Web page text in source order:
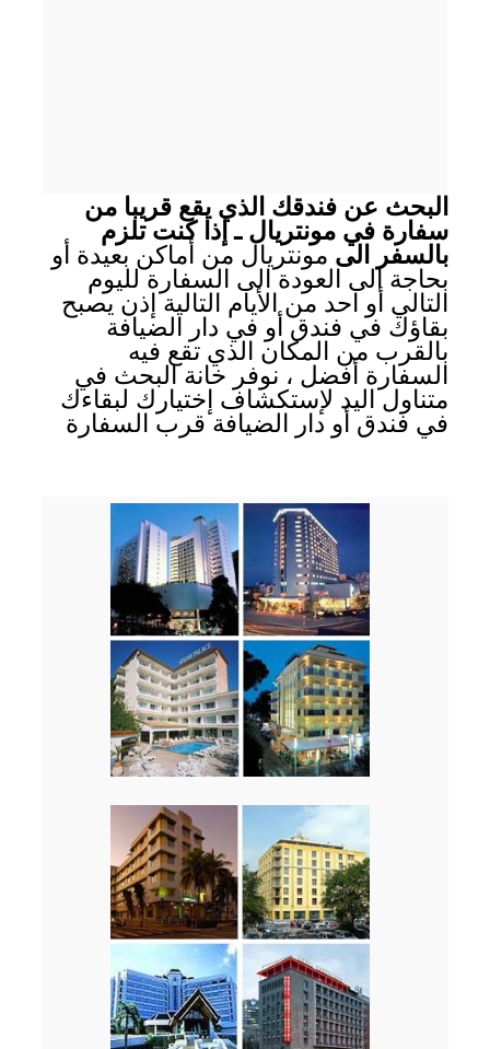
البحث عن فندقك الذي يقع قريبا من
سفارة في مونتريال ـ إذا كنت تلزم
بالسفر الى مونتريال من أماكن بعيدة أو
بحاجة الى العودة الى السفارة لليوم
التالي أو احد من الأيام التالية إذن يصبح
بقاؤك في فندق أو في دار الضيافة
بالقرب من المكان الذي تقع فيه
السفارة أفضل ، نوفر خانة البحث في
متناول اليد لإستكشاف إختيارك لبقاءك
في فندق أو دار الضيافة قرب السفارة